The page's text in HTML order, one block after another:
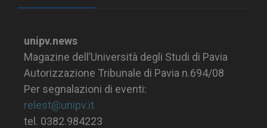
unipv.news
Magazine dell’Università degli Studi di Pavia
Autorizzazione Tribunale di Pavia n.694/08
Per segnalazioni di eventi:
relest@unipv.it
tel. 0382.984223